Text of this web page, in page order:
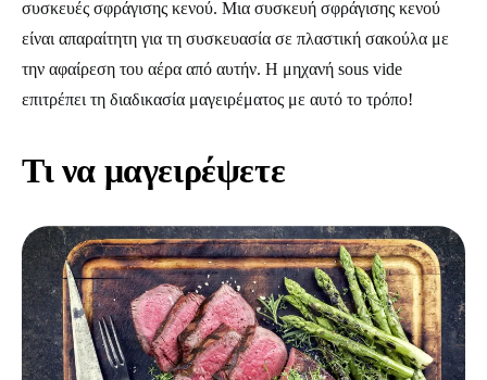
συσκευές σφράγισης κενού. Μια συσκευή σφράγισης κενού
είναι απαραίτητη για τη συσκευασία σε πλαστική σακούλα με
την αφαίρεση του αέρα από αυτήν. Η μηχανή sous vide
επιτρέπει τη διαδικασία μαγειρέματος με αυτό το τρόπο!
Τι να μαγειρέψετε